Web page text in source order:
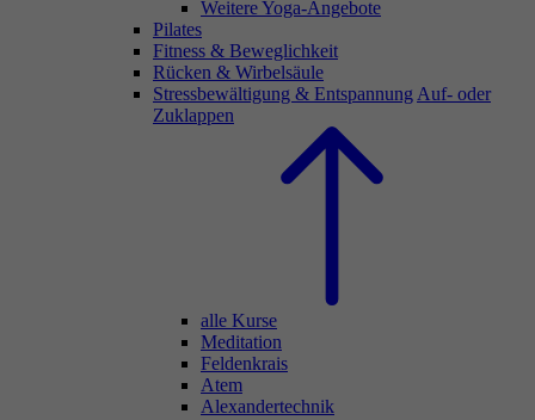
Weitere Yoga-Angebote
Pilates
Fitness & Beweglichkeit
Rücken & Wirbelsäule
Stressbewältigung & Entspannung Auf- oder
Zuklappen
alle Kurse
Meditation
Feldenkrais
Atem
Alexandertechnik